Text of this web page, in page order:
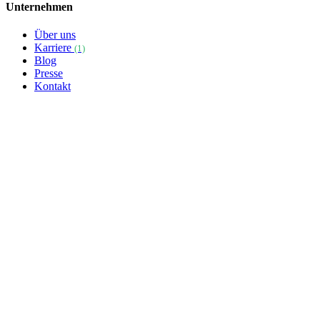
Unternehmen
Über uns
Karriere (1)
Blog
Presse
Kontakt